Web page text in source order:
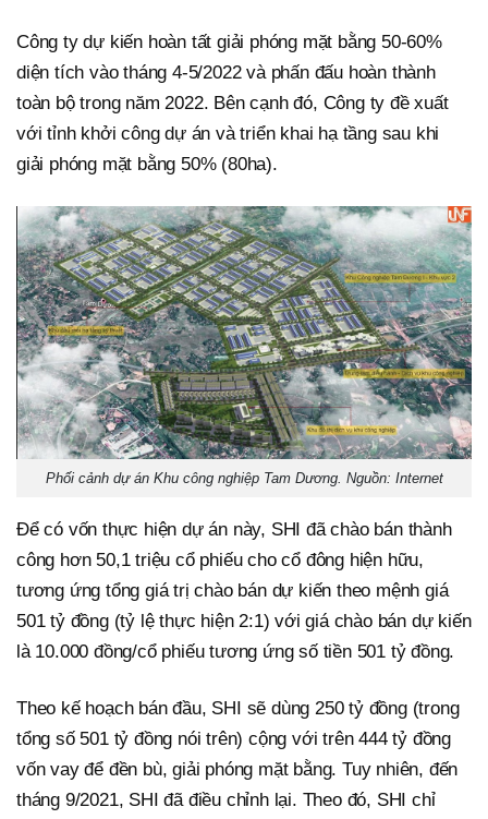
Công ty dự kiến hoàn tất giải phóng mặt bằng 50-60%
diện tích vào tháng 4-5/2022 và phấn đấu hoàn thành
toàn bộ trong năm 2022. Bên cạnh đó, Công ty đề xuất
với tỉnh khởi công dự án và triển khai hạ tầng sau khi
giải phóng mặt bằng 50% (80ha).
Phối cảnh dự án Khu công nghiệp Tam Dương. Nguồn: Internet
Để có vốn thực hiện dự án này, SHI đã chào bán thành
công hơn 50,1 triệu cổ phiếu cho cổ đông hiện hữu,
tương ứng tổng giá trị chào bán dự kiến theo mệnh giá
501 tỷ đồng (tỷ lệ thực hiện 2:1) với giá chào bán dự kiến
là 10.000 đồng/cổ phiếu tương ứng số tiền 501 tỷ đồng.
Theo kế hoạch bán đầu, SHI sẽ dùng 250 tỷ đồng (trong
tổng số 501 tỷ đồng nói trên) cộng với trên 444 tỷ đồng
vốn vay để đền bù, giải phóng mặt bằng. Tuy nhiên, đến
tháng 9/2021, SHI đã điều chỉnh lại. Theo đó, SHI chỉ